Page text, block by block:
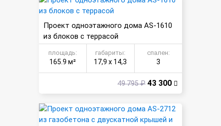
Проект одноэтажного дома AS-1610
из блоков с террасой
площадь:
165.9 м²
габариты:
17,9 х 14,3
спален:
3
49 795 ₽ 43 300